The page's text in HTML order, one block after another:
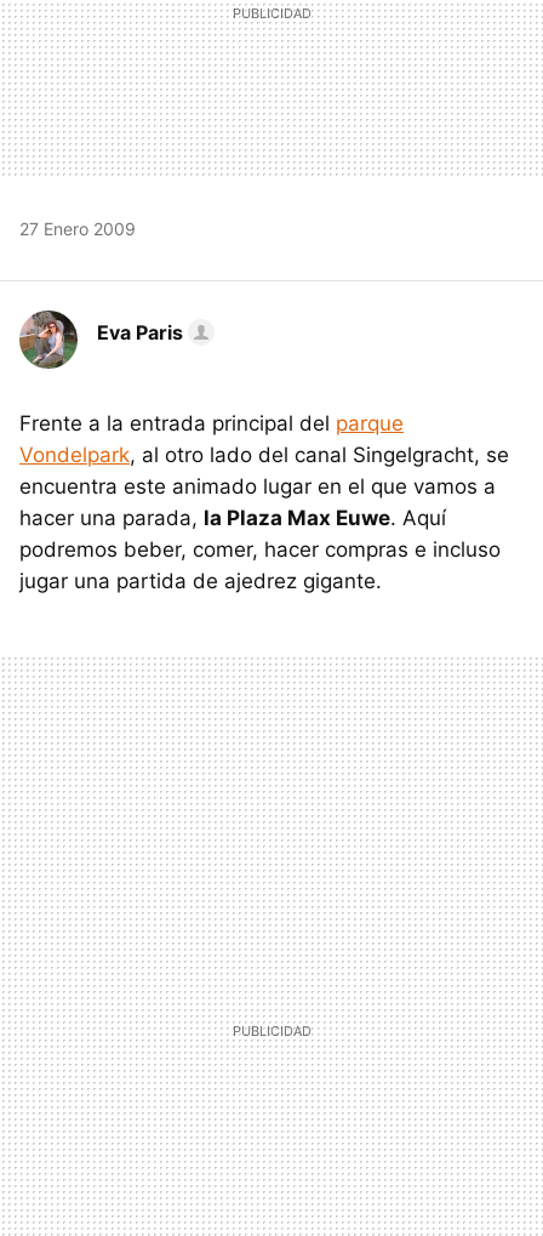
27 Enero 2009
Eva Paris
Frente a la entrada principal del parque
Vondelpark, al otro lado del canal Singelgracht, se
encuentra este animado lugar en el que vamos a
hacer una parada, la Plaza Max Euwe. Aquí
podremos beber, comer, hacer compras e incluso
jugar una partida de ajedrez gigante.